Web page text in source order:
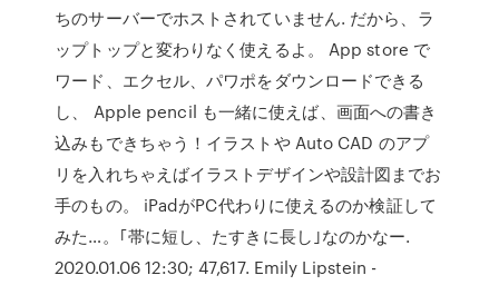
ちのサーバーでホストされていません. だから、ラ
ップトップと変わりなく使えるよ。 App store で
ワード、エクセル、パワポをダウンロードできる
し、 Apple pencil も一緒に使えば、画面への書き
込みもできちゃう！イラストや Auto CAD のアプ
リを入れちゃえばイラストデザインや設計図までお
手のもの。 iPadがPC代わりに使えるのか検証して
みた…。｢帯に短し、たすきに長し｣なのかなー.
2020.01.06 12:30; 47,617. Emily Lipstein -